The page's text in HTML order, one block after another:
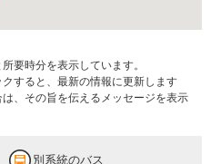
要時分を表示しています。
すると、最新の情報に更新します
、その旨を伝えるメッセージを表示
別系統のバス